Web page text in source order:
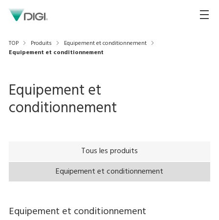
TOP Produits
Equipement et conditionnement
Equipement et conditionnement
Equipement et
conditionnement
Tous les produits
Equipement et conditionnement
Equipement et conditionnement